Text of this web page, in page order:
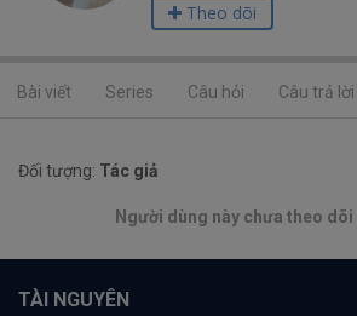
Theo dõi
Bài viết Series Câu hỏi Câu trả lời
Đối tượng: Tác giả
Người dùng này chưa theo dõi
TÀI NGUYÊN